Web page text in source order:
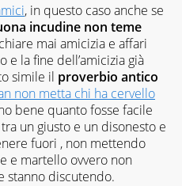
, in questo caso anche se
incudine non teme
mai amicizia e affari
e la fine dell’amicizia già
simile il proverbio antico
non metta chi ha cervello
bene quanto fosse facile
un giusto e un disonesto e
fuori , non mettendo
e martello ovvero non
stanno discutendo.